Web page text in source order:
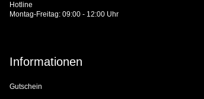
Hotline
Montag-Freitag: 09:00 - 12:00 Uhr
Informationen
Gutschein